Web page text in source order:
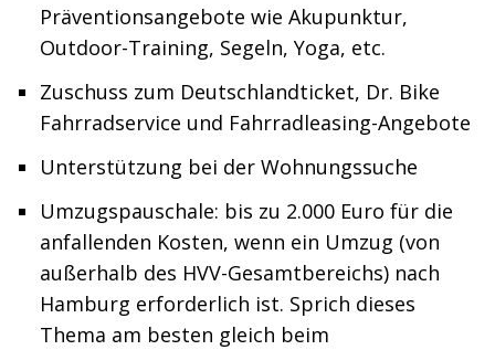
Präventionsangebote wie Akupunktur,
Outdoor-Training, Segeln, Yoga, etc.
Zuschuss zum Deutschlandticket, Dr. Bike
Fahrradservice und Fahrradleasing-Angebote
Unterstützung bei der Wohnungssuche
Umzugspauschale: bis zu 2.000 Euro für die
anfallenden Kosten, wenn ein Umzug (von
außerhalb des HVV-Gesamtbereichs) nach
Hamburg erforderlich ist. Sprich dieses
Thema am besten gleich beim